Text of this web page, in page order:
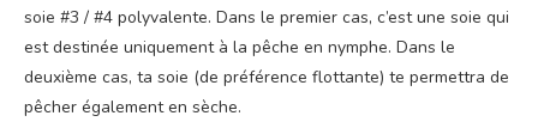
soie #3 / #4 polyvalente. Dans le premier cas, c’est une soie qui
est destinée uniquement à la pêche en nymphe. Dans le
deuxième cas, ta soie (de préférence flottante) te permettra de
pêcher également en sèche.